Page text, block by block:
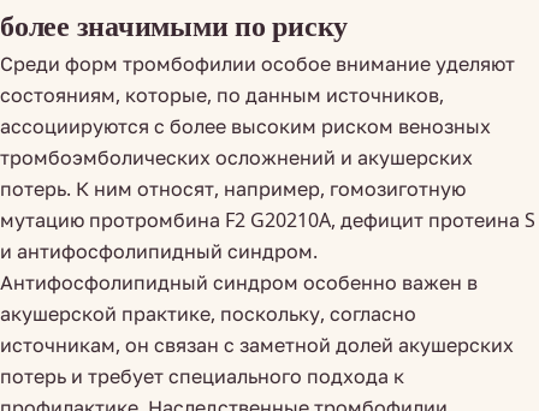
более значимыми по риску
Среди форм тромбофилии особое внимание уделяют
состояниям, которые, по данным источников,
ассоциируются с более высоким риском венозных
тромбоэмболических осложнений и акушерских
потерь. К ним относят, например, гомозиготную
мутацию протромбина F2 G20210A, дефицит протеина S
и антифосфолипидный синдром.
Антифосфолипидный синдром особенно важен в
акушерской практике, поскольку, согласно
источникам, он связан с заметной долей акушерских
потерь и требует специального подхода к